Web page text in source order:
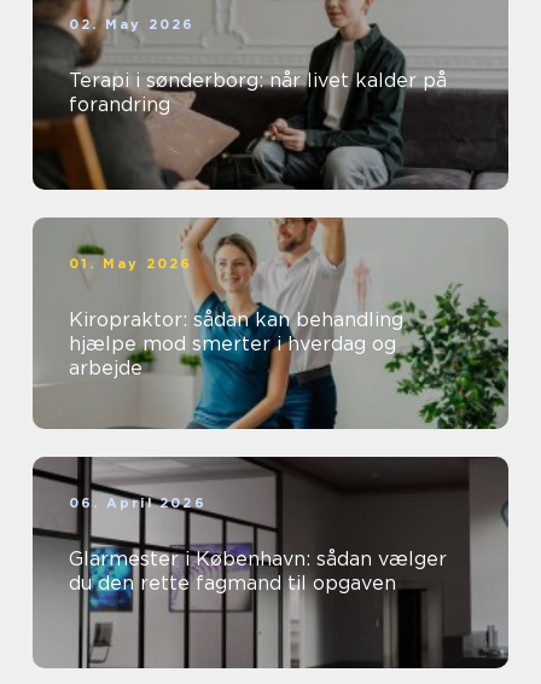
02. May 2026
Terapi i sønderborg: når livet kalder på
forandring
01. May 2026
Kiropraktor: sådan kan behandling
hjælpe mod smerter i hverdag og
arbejde
06. April 2026
Glarmester i København: sådan vælger
du den rette fagmand til opgaven